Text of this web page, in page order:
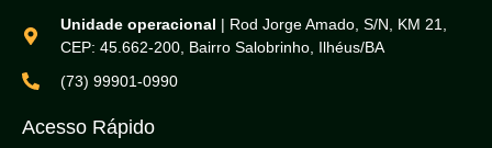
Unidade operacional | Rod Jorge Amado, S/N, KM 21,
CEP: 45.662-200, Bairro Salobrinho, Ilhéus/BA
(73) 99901-0990
Acesso Rápido